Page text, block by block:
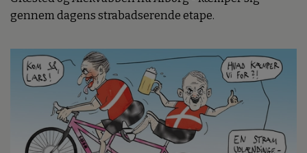
gennem dagens strabadserende etape.